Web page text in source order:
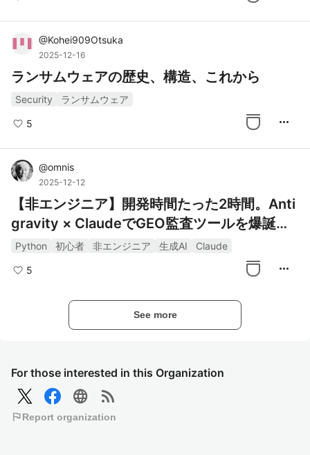
For those interested in this Organization
language rss_feed
flagReport organization
@Kohei909Otsuka
2025-12-16
ランサムウェアの歴史、構造、これから
Security ランサムウェア
5 more_horiz
@omnis
2025-12-12
【非エンジニア】開発時間たった2時間。Anti
gravity × ClaudeでGEO監査ツールを爆誕さ
せた話
Python 初心者 非エンジニア 生成AI Claude
5 more_horiz
See more